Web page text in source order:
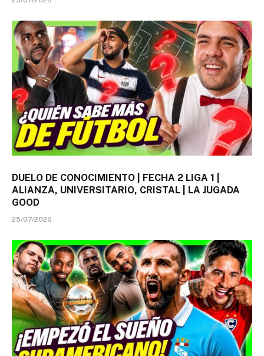
DUELO DE CONOCIMIENTO | FECHA 2 LIGA 1 |
ALIANZA, UNIVERSITARIO, CRISTAL | LA JUGADA
GOOD
25/07/2026